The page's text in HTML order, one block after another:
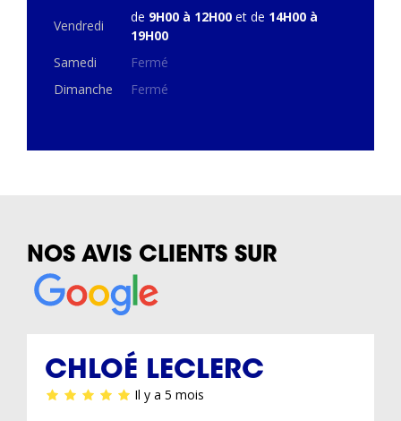
Vendredi
de 9H00 à 12H00 et de 14H00 à
19H00
Samedi
Fermé
Dimanche
Fermé
NOS AVIS CLIENTS SUR
CHLOÉ LECLERC
Il y a 5 mois